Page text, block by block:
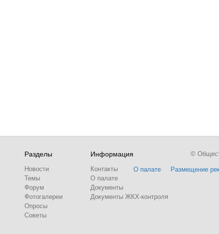
Разделы
Новости
Темы
Форум
Фотогалереи
Опросы
Советы
Информация
Контакты
О палате
Документы
Документы ЖКХ-контроля
О палате Размещение
©